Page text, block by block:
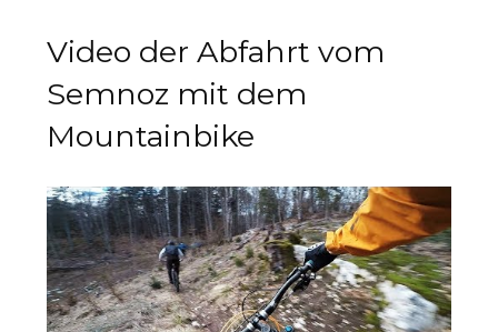
Video der Abfahrt vom
Semnoz mit dem
Mountainbike